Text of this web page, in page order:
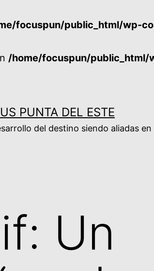
focuspun/public_html/wp-
/home/focuspun/public_html/
PUNTA DEL ESTE
del destino siendo aliadas
Un